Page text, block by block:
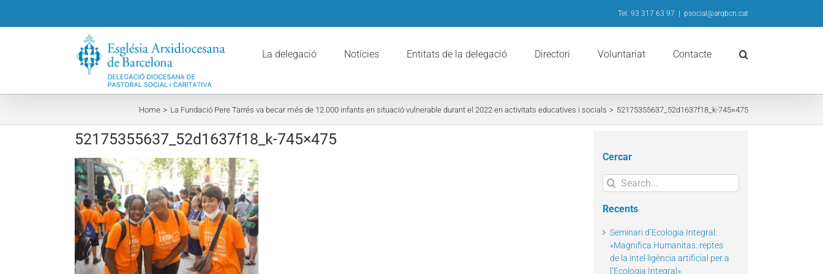
Tel. 93 317 63 97 psocial@arqbcn.cat
La delegació Notícies Entitats de la delegació Directori Voluntariat Contacte
Home La Fundació Pere Tarrés va becar més de 12.000 infants en situació vulnerable durant el 2022 en activitats educatives i socials 52175355637_52d1637f18_k-745×475
52175355637_52d1637f18_k-745×475
Cercar
Search
for:
Recents
Seminari d’Ecologia Integral:
«Magnifica Humanitas: reptes
de la intel·ligència artificial per a
l’Ecologia Integral»